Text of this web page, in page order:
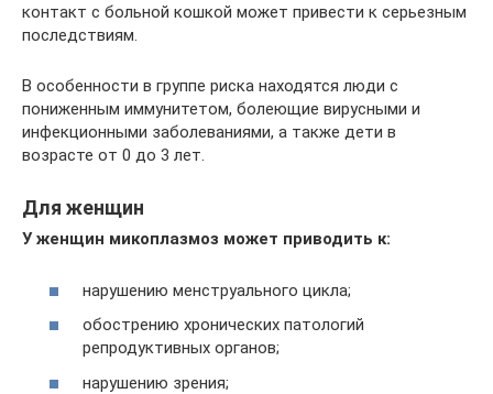
контакт с больной кошкой может привести к серьезным
последствиям.
В особенности в группе риска находятся люди с
пониженным иммунитетом, болеющие вирусными и
инфекционными заболеваниями, а также дети в
возрасте от 0 до 3 лет.
Для женщин
У женщин микоплазмоз может приводить к:
нарушению менструального цикла;
обострению хронических патологий
репродуктивных органов;
нарушению зрения;